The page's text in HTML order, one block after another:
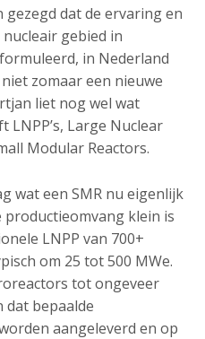
dat de ervaring en
gebied in
in Nederland
zomaar een nieuwe
liet nog wel wat
Large Nuclear
Modular Reactors.
wat een SMR nu eigenlijk
productieomvang klein is
LNPP van 700+
om 25 tot 500 MWe.
tot ongeveer
dat bepaalde
aangeleverd en op